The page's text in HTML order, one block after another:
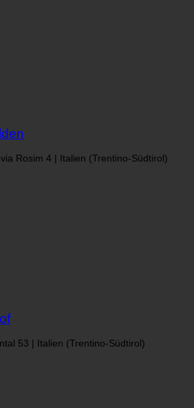
Rosim 4 | Italien (Trentino-Südtirol)
53 | Italien (Trentino-Südtirol)